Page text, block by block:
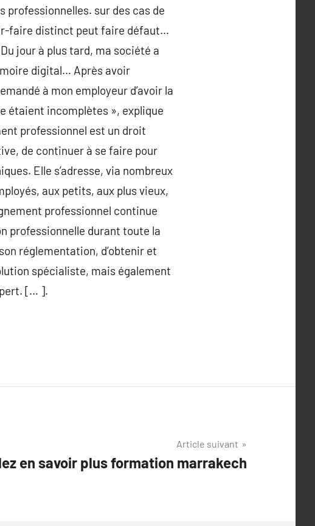
professionnelles. sur des cas de
faire distinct peut faire défaut…
jour à plus tard, ma société a
digital… Après avoir
à mon employeur d’avoir la
étaient incomplètes », explique
professionnel est un droit
de continuer à se faire pour
Elle s’adresse, via nombreux
aux petits, aux plus vieux,
professionnel continue
professionnelle durant toute la
réglementation, d’obtenir et
spécialiste, mais également
[… ].
Article suivant
en savoir plus formation marrakech